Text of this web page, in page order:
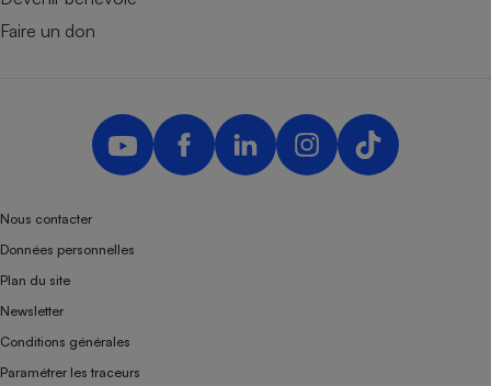
Faire un don
Nous contacter
Données personnelles
Plan du site
Newsletter
Conditions générales
Paramétrer les traceurs